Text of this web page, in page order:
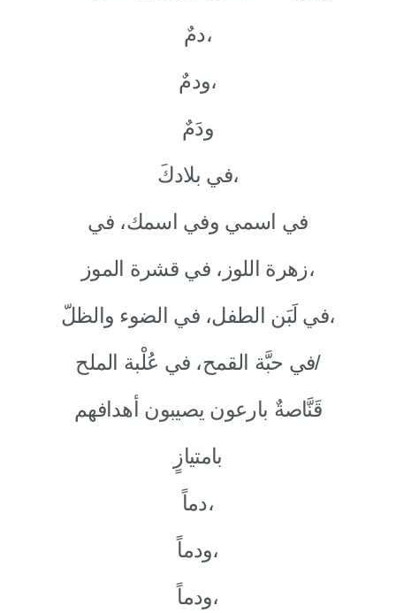
دمٌ،
ودمٌ،
ودَمٌ
في بلادكَ،
في اسمي وفي اسمك، في
زهرة اللوز، في قشرة الموز،
في لَبَن الطفل، في الضوء والظلّ،
في حبَّة القمح، في عُلْبة الملح/
قَنَّاصةٌ بارعون يصيبون أهدافهم
بامتيازٍ
دماً،
ودماً،
ودماً،